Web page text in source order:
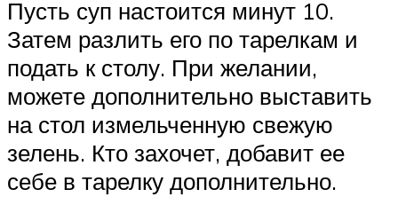
Пусть суп настоится минут 10.
Затем разлить его по тарелкам и
подать к столу. При желании,
можете дополнительно выставить
на стол измельченную свежую
зелень. Кто захочет, добавит ее
себе в тарелку дополнительно.